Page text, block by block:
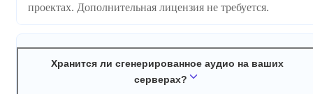
проектах. Дополнительная лицензия не требуется.
Хранится ли сгенерированное аудио на ваших
серверах?